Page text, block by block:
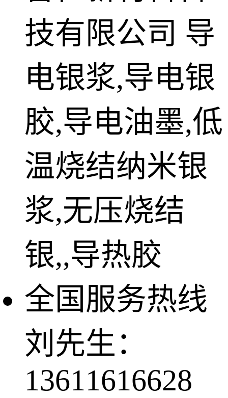
技有限公司 导
电银浆,导电银
胶,导电油墨,低
温烧结纳米银
浆,无压烧结
银,,导热胶
全国服务热线
刘先生：
13611616628